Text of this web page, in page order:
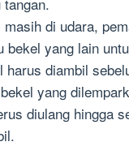
masih di udara,
bekel yang lain
harus diambil
yang
diulang hingga